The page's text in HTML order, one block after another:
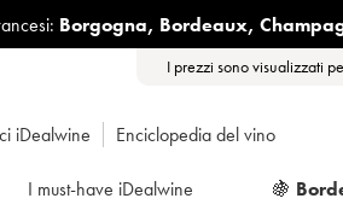
Borgogna, Bordeaux,
I prezzi sono visualizzati
iDealwine Enciclopedia del vino
I must-have iDealwine 🍇